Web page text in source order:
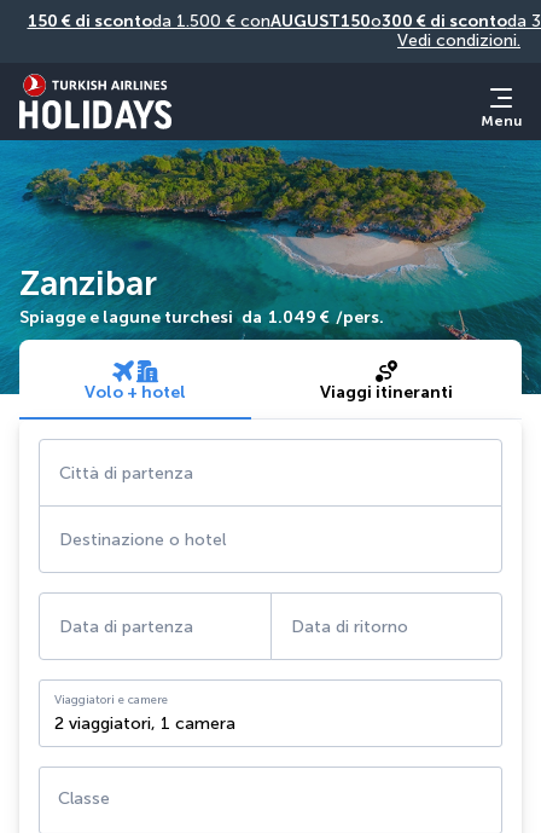
150 € di scontoda 1.500 € conAUGUST150o300 € di scontoda
Vedi condizioni.
Menu
Zanzibar
Spiagge e lagune turchesi da 1.049 € /pers.
Volo + hotel Viaggi itineranti
Città di partenza
Destinazione o hotel
Data di partenza Data di ritorno
Viaggiatori e camere
2 viaggiatori, 1 camera
Classe